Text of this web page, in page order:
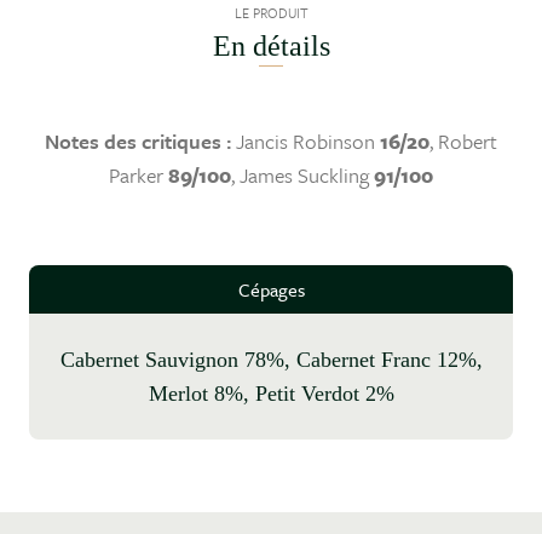
LE PRODUIT
En détails
Notes des critiques :Jancis Robinson 16/20, Robert
Parker89/100, James Suckling91/100
Cépages
Cabernet Sauvignon 78%, Cabernet Franc 12%,
Merlot 8%, Petit Verdot 2%